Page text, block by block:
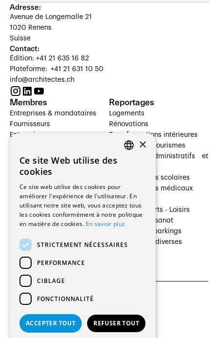
Adresse:
Avenue de Longemalle 21
1020 Renens
Suisse
Contact:
Édition: +41 21 635 16 82
Plateforme: +41 21 631 10 50
info@architectes.ch
Membres
Entreprises & mandataires
Fournisseurs
Entreprises
Architectes paysagistes
Architectes d'intérieur
Entreprises générales
Ingénieurs et mandataires
Fabricants / Fournisseurs
Régies immobilières
Gestion PPE
Reportages
Logements
Rénovations
Transformations intérieures
Hôtelleries et tourismes
Bâtiments administratifs et
Établissements scolaires
Établissements médicaux
Villas
Cultures - Sports - Loisirs
Industrie - Artisanat
Transports et parkings
Constructions diverses
© 2026 Tous droits réservés
CGU et Politique de confidentialités
×
Ce site Web utilise des
cookies
Ce site web utilise des cookies pour
améliorer l'expérience de l'utilisateur. En
utilisant notre site web, vous acceptez tous
les cookies conformément à notre politique
en matière de cookies. En savoir plus
STRICTEMENT NÉCESSAIRES
PERFORMANCE
CIBLAGE
FONCTIONNALITÉ
ACCEPTER TOUT REFUSER TOUT